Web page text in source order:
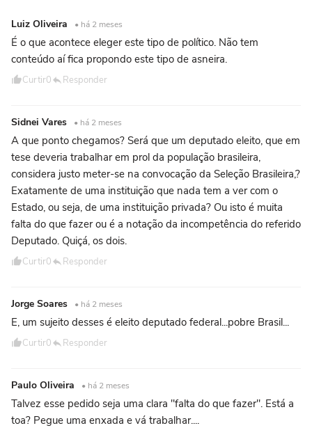
Luiz Oliveira • há 2 meses
É o que acontece eleger este tipo de político. Não tem
conteúdo aí fica propondo este tipo de asneira.
Curtir0 Responder
Sidnei Vares • há 2 meses
A que ponto chegamos? Será que um deputado eleito, que em
tese deveria trabalhar em prol da população brasileira,
considera justo meter-se na convocação da Seleção Brasileira,?
Exatamente de uma instituição que nada tem a ver com o
Estado, ou seja, de uma instituição privada? Ou isto é muita
falta do que fazer ou é a notação da incompetência do referido
Deputado. Quiçá, os dois.
Curtir0 Responder
Jorge Soares • há 2 meses
E, um sujeito desses é eleito deputado federal...pobre Brasil...
Curtir0 Responder
Paulo Oliveira • há 2 meses
Talvez esse pedido seja uma clara "falta do que fazer". Está a
toa? Pegue uma enxada e vá trabalhar....